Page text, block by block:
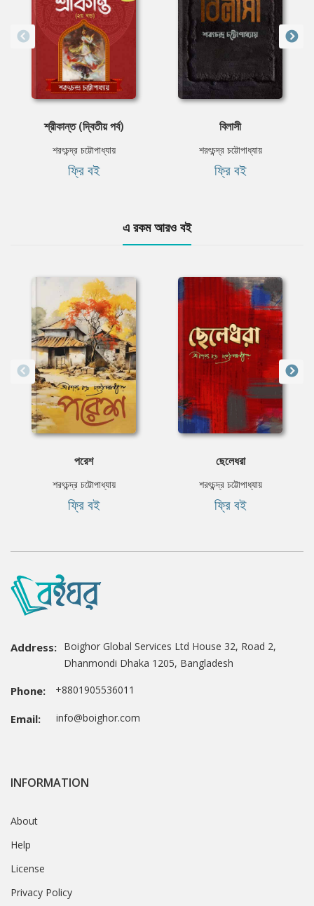
শ্রীকান্ত (দ্বিতীয় পর্ব)
শরৎচন্দ্র চট্টোপাধ্যায়
ফ্রি বই
বিলাসী
শরৎচন্দ্র চট্টোপাধ্যায়
ফ্রি বই
এ রকম আরও বই
পরেশ
শরৎচন্দ্র চট্টোপাধ্যায়
ফ্রি বই
ছেলেধরা
শরৎচন্দ্র চট্টোপাধ্যায়
ফ্রি বই
Address: Boighor Global Services Ltd House 32, Road 2,
Dhanmondi Dhaka 1205, Bangladesh
Phone: +8801905536011
Email: info@boighor.com
INFORMATION
About
Help
License
Privacy Policy